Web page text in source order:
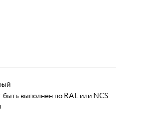
быть выполнен по RAL или NCS